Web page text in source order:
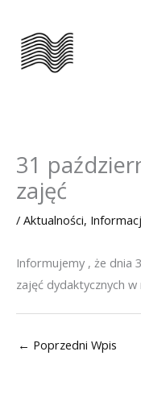
treści
31
zajęć
/ Aktualności,
Informujemy , że dnia
zajęć dydaktycznych w
← Poprzedni Wpis